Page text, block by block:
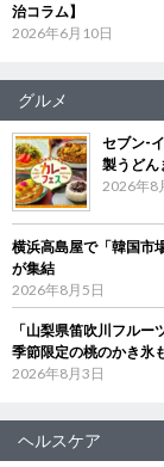
治コラム】
2026年6月10日
グルメ
セブン‐
製うどん
2026年8
横浜高島屋で「韓国市
が集結
2026年8月5日
「山梨県笛吹川フル
季節限定の桃のかき氷
2026年8月3日
ヘルスケア